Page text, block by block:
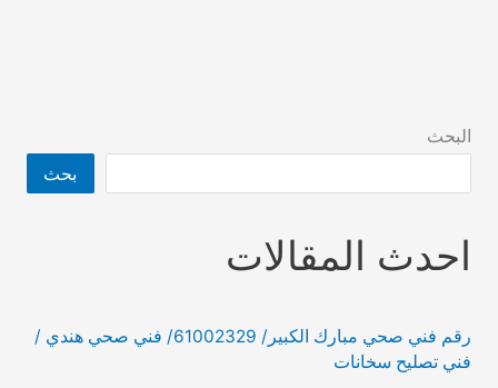
البحث
بحث
احدث المقالات
رقم فني صحي مبارك الكبير/ 61002329/ فني صحي هندي /
فني تصليح سخانات